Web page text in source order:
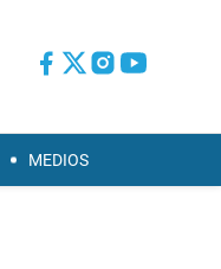
MEDIOS